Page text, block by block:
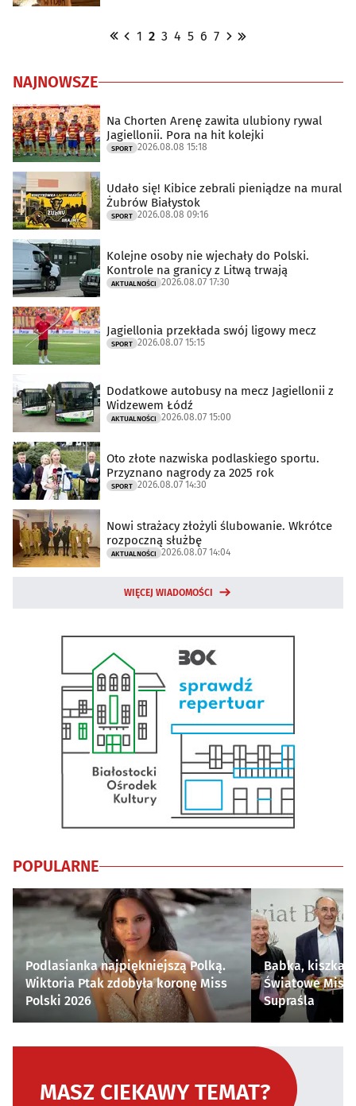
1 2 3 4 5 6 7
NAJNOWSZE
Na Chorten Arenę zawita ulubiony rywal
Jagiellonii. Pora na hit kolejki
SPORT 2026.08.08 15:18
Udało się! Kibice zebrali pieniądze na mural
Żubrów Białystok
SPORT 2026.08.08 09:16
Kolejne osoby nie wjechały do Polski.
Kontrole na granicy z Litwą trwają
AKTUALNOŚCI 2026.08.07 17:30
Jagiellonia przekłada swój ligowy mecz
SPORT 2026.08.07 15:15
Dodatkowe autobusy na mecz Jagiellonii z
Widzewem Łódź
AKTUALNOŚCI 2026.08.07 15:00
Oto złote nazwiska podlaskiego sportu.
Przyznano nagrody za 2025 rok
SPORT 2026.08.07 14:30
Nowi strażacy złożyli ślubowanie. Wkrótce
rozpoczną służbę
AKTUALNOŚCI 2026.08.07 14:04
WIĘCEJ WIADOMOŚCI
POPULARNE
Podlasianka najpiękniejszą Polką.
Wiktoria Ptak zdobyła koronę Miss
Polski 2026
Babka, kiszka i
Światowe
Supraśla
MASZ CIEKAWY TEMAT?